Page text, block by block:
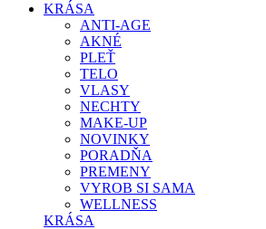
KRÁSA
ANTI-AGE
AKNÉ
PLEŤ
TELO
VLASY
NECHTY
MAKE-UP
NOVINKY
PORADŇA
PREMENY
VYROB SI SAMA
WELLNESS
KRÁSA